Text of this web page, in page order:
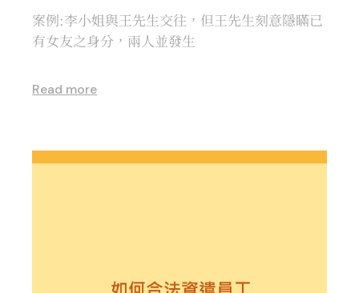
案例:李小姐與王先生交往，但王先生刻意隱瞞已
有女友之身分，兩人並發生
Read more